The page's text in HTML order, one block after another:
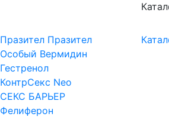
Празител Празител
Особый Вермидин
Гестренол
КонтрСекс Neo
СЕКС БАРЬЕР
Фелиферон